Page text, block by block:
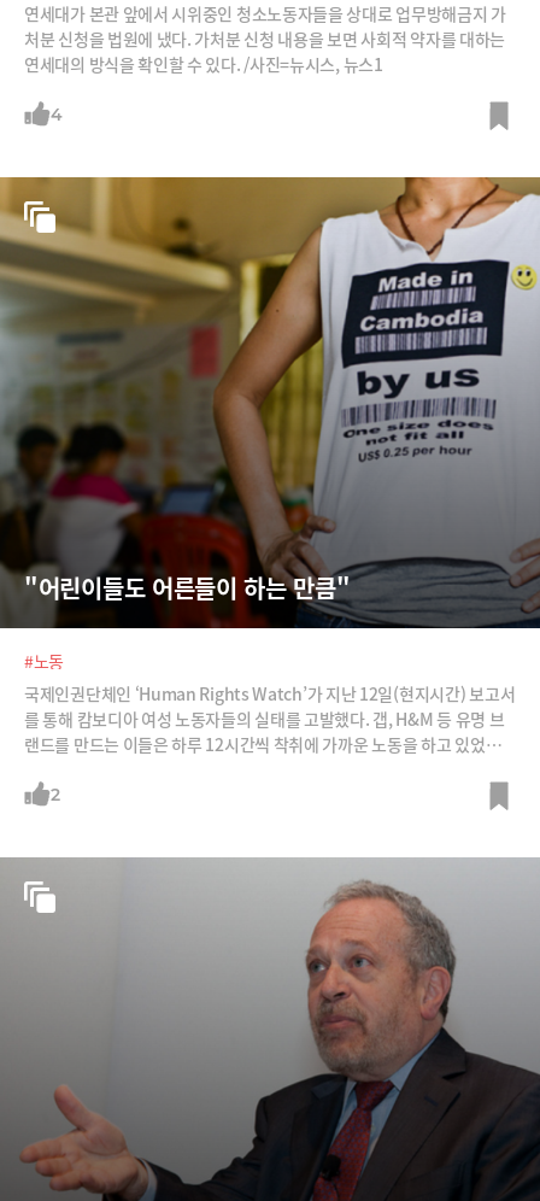
연세대가 본관 앞에서 시위중인 청소노동자들을 상대로 업무방해금지 가
처분 신청을 법원에 냈다. 가처분 신청 내용을 보면 사회적 약자를 대하는
연세대의 방식을 확인할 수 있다. /사진=뉴시스, 뉴스1
4
"어린이들도 어른들이 하는 만큼"
#노동
국제인권단체인 ‘Human Rights Watch’가 지난 12일(현지시간) 보고서
를 통해 캄보디아 여성 노동자들의 실태를 고발했다. 갭, H&M 등 유명 브
랜드를 만드는 이들은 하루 12시간씩 착취에 가까운 노동을 하고 있었다.
h
2